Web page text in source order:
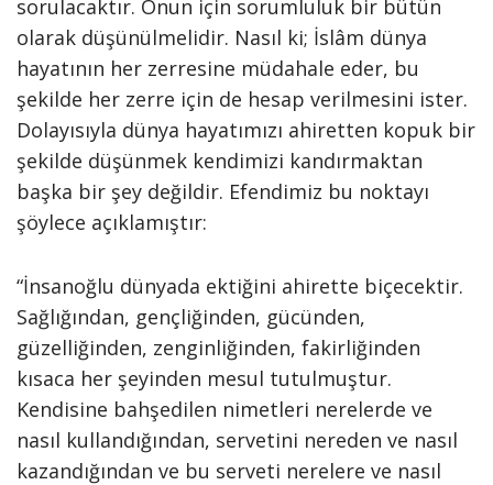
sorulacaktır. Onun için sorumluluk bir bütün
olarak düşünülmelidir. Nasıl ki; İslâm dünya
hayatının her zerresine müdahale eder, bu
şekilde her zerre için de hesap verilmesini ister.
Dolayısıyla dünya hayatımızı ahiretten kopuk bir
şekilde düşünmek kendimizi kandırmaktan
başka bir şey değildir. Efendimiz bu noktayı
şöylece açıklamıştır:
“İnsanoğlu dünyada ektiğini ahirette biçecektir.
Sağlığından, gençliğinden, gücünden,
güzelliğinden, zenginliğinden, fakirliğinden
kısaca her şeyinden mesul tutulmuştur.
Kendisine bahşedilen nimetleri nerelerde ve
nasıl kullandığından, servetini nereden ve nasıl
kazandığından ve bu serveti nerelere ve nasıl